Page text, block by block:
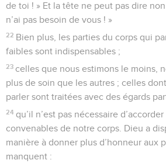
de toi ! » Et la tête ne peut pas dire
n’ai pas besoin de vous ! »
22 Bien plus, les parties du corps qui
faibles sont indispensables ;
23 celles que nous estimons le moins,
plus de soin que les autres ; celles
parler sont traitées avec des égards
24 qu’il n’est pas nécessaire
convenables de notre corps. Dieu a
manière à donner plus d’honneur aux
manquent :